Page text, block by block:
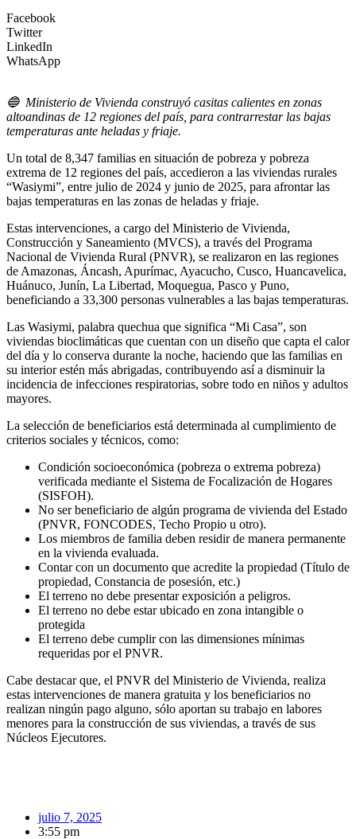
Facebook
Twitter
LinkedIn
WhatsApp
🔵Ministerio de Vivienda construyó casitas calientes en zonas
altoandinas de 12 regiones del país, para contrarrestar las bajas
temperaturas ante heladas y friaje.
Un total de 8,347 familias en situación de pobreza y pobreza
extrema de 12 regiones del país, accedieron a las viviendas rurales
“Wasiymi”, entre julio de 2024 y junio de 2025, para afrontar las
bajas temperaturas en las zonas de heladas y friaje.
Estas intervenciones, a cargo del Ministerio de Vivienda,
Construcción y Saneamiento (MVCS), a través del Programa
Nacional de Vivienda Rural (PNVR), se realizaron en las regiones
de Amazonas, Áncash, Apurímac, Ayacucho, Cusco, Huancavelica,
Huánuco, Junín, La Libertad, Moquegua, Pasco y Puno,
beneficiando a 33,300 personas vulnerables a las bajas temperaturas.
Las Wasiymi, palabra quechua que significa “Mi Casa”, son
viviendas bioclimáticas que cuentan con un diseño que capta el calor
del día y lo conserva durante la noche, haciendo que las familias en
su interior estén más abrigadas, contribuyendo así a disminuir la
incidencia de infecciones respiratorias, sobre todo en niños y adultos
mayores.
La selección de beneficiarios está determinada al cumplimiento de
criterios sociales y técnicos, como:
Condición socioeconómica (pobreza o extrema pobreza)
verificada mediante el Sistema de Focalización de Hogares
(SISFOH).
No ser beneficiario de algún programa de vivienda del Estado
(PNVR, FONCODES, Techo Propio u otro).
Los miembros de familia deben residir de manera permanente
en la vivienda evaluada.
Contar con un documento que acredite la propiedad (Título de
propiedad, Constancia de posesión, etc.)
El terreno no debe presentar exposición a peligros.
El terreno no debe estar ubicado en zona intangible o
protegida
El terreno debe cumplir con las dimensiones mínimas
requeridas por el PNVR.
Cabe destacar que, el PNVR del Ministerio de Vivienda, realiza
estas intervenciones de manera gratuita y los beneficiarios no
realizan ningún pago alguno, sólo aportan su trabajo en labores
menores para la construcción de sus viviendas, a través de sus
Núcleos Ejecutores.
julio 7, 2025
3:55 pm